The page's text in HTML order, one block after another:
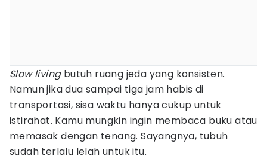
Slow livingbutuh ruang jeda yang konsisten.
Namun jika dua sampai tiga jam habis di
transportasi, sisa waktu hanya cukup untuk
istirahat. Kamu mungkin ingin membaca buku atau
memasak dengan tenang. Sayangnya, tubuh
sudah terlalu lelah untuk itu.